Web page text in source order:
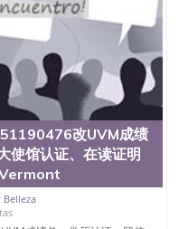
改UVM成绩
使馆认证、在读证明
Belleza